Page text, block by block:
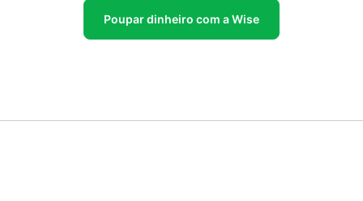
Poupar dinheiro com a Wise